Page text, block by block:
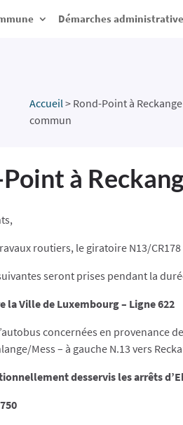
Démarches
Accueil > Rond-Point à
commun
à
routiers, le giratoire N13/
seront prises pendant la
la Ville de Luxembourg – Ligne 622
concernées en provenance
Mess – à gauche N.13 vers
desservis les arrêts